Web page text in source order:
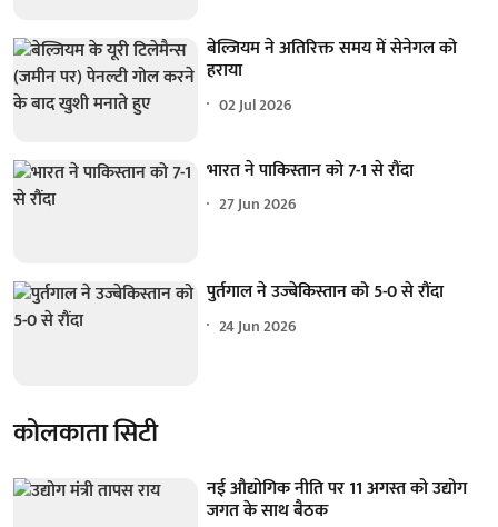
बेल्जियम ने अतिरिक्त समय में सेनेगल को
हराया
02 Jul 2026
भारत ने पाकिस्तान को 7-1 से रौंदा
27 Jun 2026
पुर्तगाल ने उज्बेकिस्तान को 5-0 से रौंदा
24 Jun 2026
कोलकाता सिटी
नई औद्योगिक नीति पर 11 अगस्त को उद्योग
जगत के साथ बैठक